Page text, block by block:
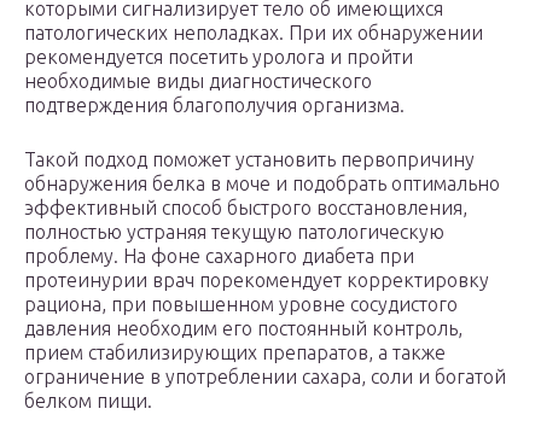
которыми сигнализирует тело об имеющихся
патологических неполадках. При их обнаружении
рекомендуется посетить уролога и пройти
необходимые виды диагностического
подтверждения благополучия организма.
Такой подход поможет установить первопричину
обнаружения белка в моче и подобрать оптимально
эффективный способ быстрого восстановления,
полностью устраняя текущую патологическую
проблему. На фоне сахарного диабета при
протеинурии врач порекомендует корректировку
рациона, при повышенном уровне сосудистого
давления необходим его постоянный контроль,
прием стабилизирующих препаратов, а также
ограничение в употреблении сахара, соли и богатой
белком пищи.